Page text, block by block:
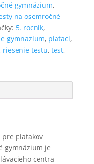
gymnázium,
na osemročné
5. rocnik,
gymnazium, piataci,
riesenie testu, test,
pre piatakov
gymnázium je
centra